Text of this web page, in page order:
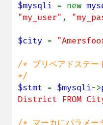
$mysqli = new
"my_user" ,
$city =
/* プリペアドステー
$stmt = $mysqli->
District FROM City